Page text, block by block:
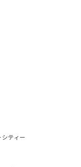
ティー